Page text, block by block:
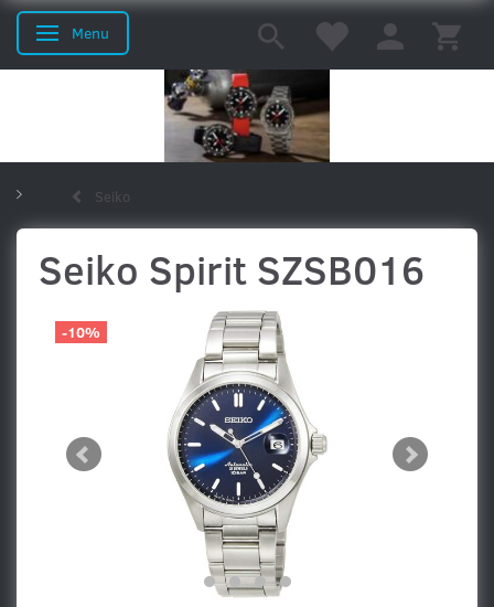
Skifte navigation
Menu
Dresswatches
Schaumburg
Watchwinders
Seiko
Seiko Spirit SZSB016
-10%